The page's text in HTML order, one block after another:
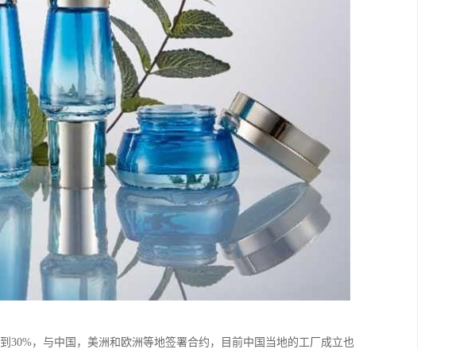
30%，与中国，美洲和欧洲等地签署合约，目前中国当地的工厂成立也